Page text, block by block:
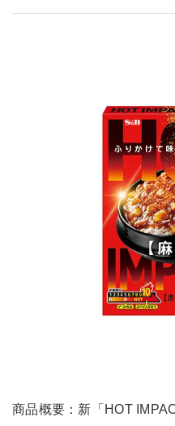
商品概要：新「HOT